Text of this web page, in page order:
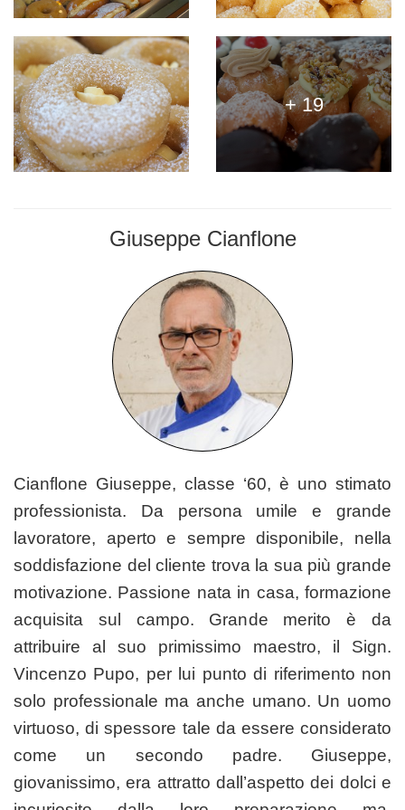
+ 19
Giuseppe Cianflone
PASTICCERE
Cianflone Giuseppe, classe ‘60, è uno stimato
professionista. Da persona umile e grande
lavoratore, aperto e sempre disponibile, nella
soddisfazione del cliente trova la sua più grande
motivazione. Passione nata in casa, formazione
acquisita sul campo. Grande merito è da
attribuire al suo primissimo maestro, il Sign.
Vincenzo Pupo, per lui punto di riferimento non
solo professionale ma anche umano. Un uomo
virtuoso, di spessore tale da essere considerato
come un secondo padre. Giuseppe,
giovanissimo, era attratto dall’aspetto dei dolci e